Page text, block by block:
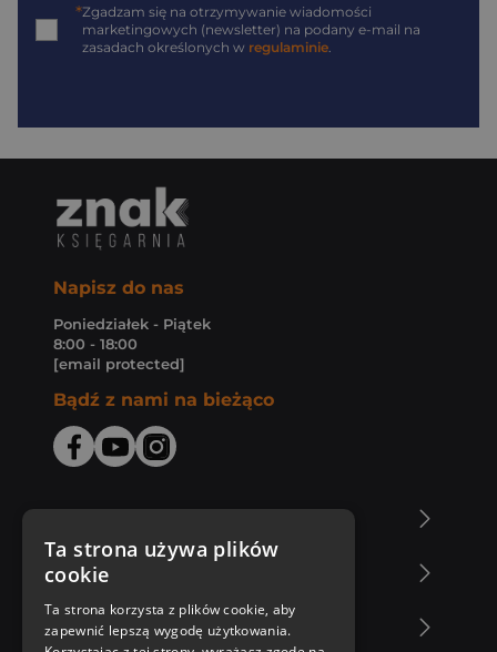
*Zgadzam się na otrzymywanie wiadomości
marketingowych (newsletter) na podany e-mail na
zasadach określonych w regulaminie
Napisz do nas
Poniedziałek - Piątek
8:00 - 18:00
[email protected]
Bądź z nami na bieżąco
Zakupy u nas
Nasza oferta
Ta strona używa plików
cookie
Ta strona korzysta z plików cookie, aby
zapewnić lepszą wygodę użytkowania.